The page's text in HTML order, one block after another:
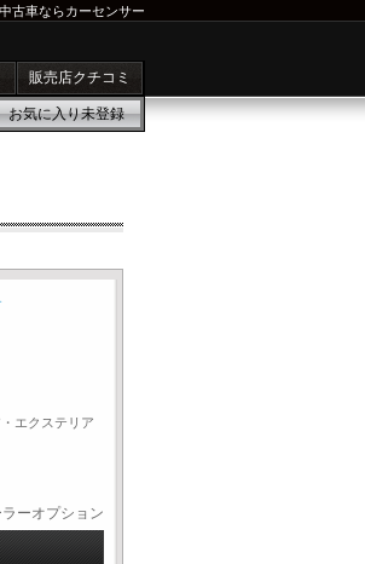
中古車ならカーセンサー
販売店クチコミ
お気に入り未登録
エクステリア
ーオプション